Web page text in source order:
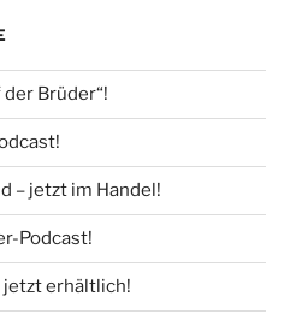
Brüder“!
– jetzt im Handel!
Podcast!
jetzt erhältlich!